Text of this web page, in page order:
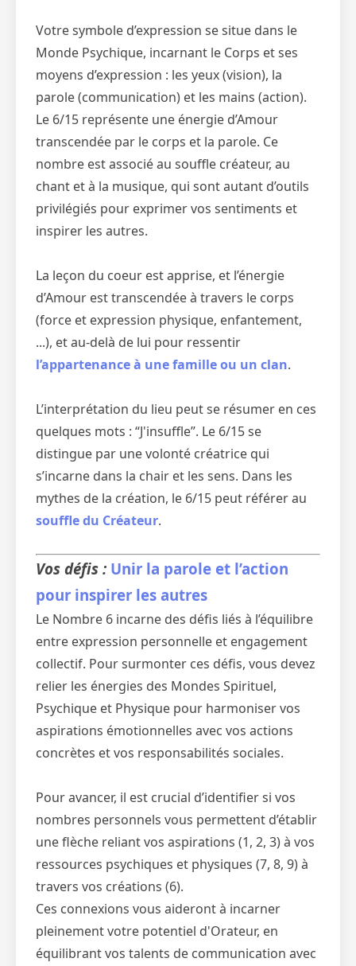
Votre symbole d’expression se situe dans le
Monde Psychique, incarnant le Corps et ses
moyens d’expression : les yeux (vision), la
parole (communication) et les mains (action).
Le 6/15 représente une énergie d’Amour
transcendée par le corps et la parole. Ce
nombre est associé au souffle créateur, au
chant et à la musique, qui sont autant d’outils
privilégiés pour exprimer vos sentiments et
inspirer les autres.
La leçon du coeur est apprise, et l’énergie
d’Amour est transcendée à travers le corps
(force et expression physique, enfantement,
...), et au-delà de lui pour ressentir
l’appartenance à une famille ou un clan.
L’interprétation du lieu peut se résumer en ces
quelques mots : “J'insuffle”. Le 6/15 se
distingue par une volonté créatrice qui
s’incarne dans la chair et les sens. Dans les
mythes de la création, le 6/15 peut référer au
souffle du Créateur.
Vos défis : Unir la parole et l’action
pour inspirer les autres
Le Nombre 6 incarne des défis liés à l’équilibre
entre expression personnelle et engagement
collectif. Pour surmonter ces défis, vous devez
relier les énergies des Mondes Spirituel,
Psychique et Physique pour harmoniser vos
aspirations émotionnelles avec vos actions
concrètes et vos responsabilités sociales.
Pour avancer, il est crucial d’identifier si vos
nombres personnels vous permettent d’établir
une flèche reliant vos aspirations (1, 2, 3) à vos
ressources psychiques et physiques (7, 8, 9) à
travers vos créations (6).
Ces connexions vous aideront à incarner
pleinement votre potentiel d'Orateur, en
équilibrant vos talents de communication avec